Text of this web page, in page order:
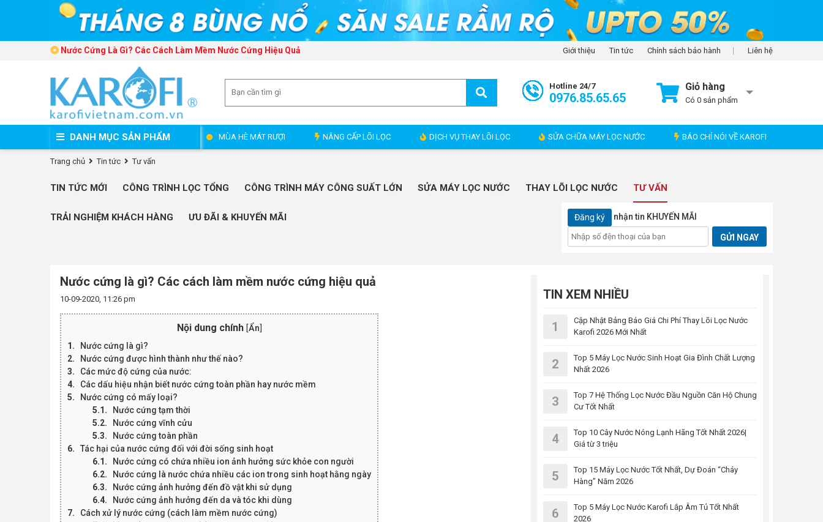
Giới thiệu Tin tức Chính sách bảo hành Liên hệ
Nước Cứng Là Gì? Các Cách Làm Mềm Nước Cứng Hiệu Quả
Hotline 24/7
0976.85.65.65
Giỏ hàng
Có 0 sản phẩm
DANH MỤC SẢN PHẨM MÙA HÈ MÁT RƯỢI NÂNG CẤP LÕI LỌC DỊCH VỤ THAY LÕI LỌC SỬA CHỮA MÁY LỌC NƯỚC BÁO CHÍ NÓI VỀ KAROFI
Trang chủ Tin tức Tư vấn
TIN TỨC MỚI CÔNG TRÌNH LỌC TỔNG CÔNG TRÌNH MÁY CÔNG SUẤT LỚN SỬA MÁY LỌC NƯỚC THAY LÕI LỌC NƯỚC TƯ VẤN
TRẢI NGHIỆM KHÁCH HÀNG ƯU ĐÃI & KHUYẾN MÃI Đăng ký nhận tin KHUYẾN MÃI
GỬI NGAY
Nước cứng là gì? Các cách làm mềm nước cứng hiệu quả
10-09-2020, 11:26 pm
Nội dung chính [Ẩn
Nước cứng là gì?
Nước cứng được hình thành như thế nào?
Các mức độ cứng của nước:
Các dấu hiệu nhận biết nước cứng toàn phần hay nước mềm
Nước cứng có mấy loại?
Nước cứng tạm thời
Nước cứng vĩnh cửu
Nước cứng toàn phần
Tác hại của nước cứng đối với đời sống sinh hoạt
Nước cứng có chứa nhiều ion ảnh hưởng sức khỏe con người
Nước cứng là nước chứa nhiều các ion trong sinh hoạt hằng ngày
Nước cứng ảnh hưởng đến đồ vật khi sử dụng
Nước cứng ảnh hưởng đến da và tóc khi dùng
Cách xử lý nước cứng (cách làm mềm nước cứng)
TIN XEM NHIỀU
1
Cập Nhật Bảng Báo Giá Chi Phí Thay Lõi Lọc Nước
Karofi 2026 Mới Nhất
2
Top 5 Máy Lọc Nước Sinh Hoạt Gia Đình Chất Lượng
Nhất 2026
3
Top 7 Hệ Thống Lọc Nước Đầu Nguồn Căn Hộ Chung
Cư Tốt Nhất
4
Top 10 Cây Nước Nóng Lạnh Hãng Tốt Nhất 2026|
Giá từ 3 triệu
5
Top 15 Máy Lọc Nước Tốt Nhất, Dự Đoán “Cháy
Hàng” Năm 2026
6
Top 5 Máy Lọc Nước Karofi Lắp Âm Tủ Tốt Nhất
2026